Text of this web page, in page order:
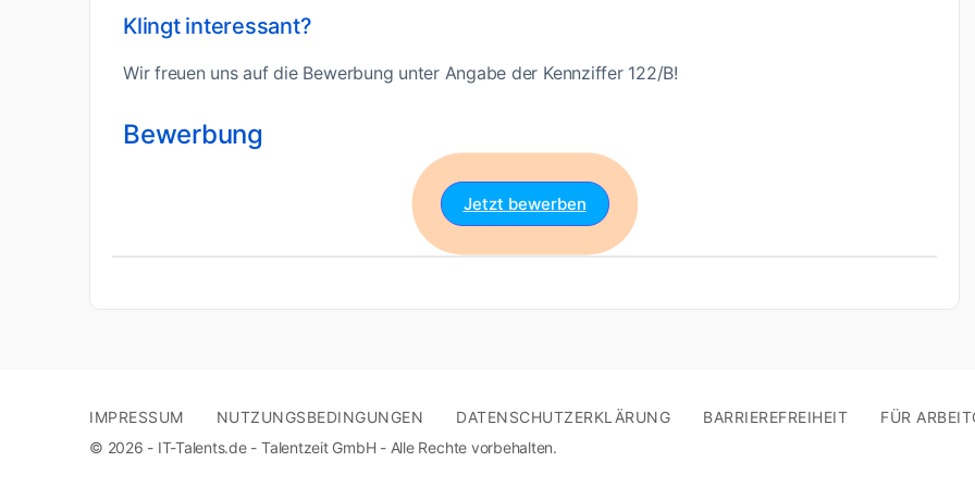
Klingt interessant?
Wir freuen uns auf die Bewerbung unter Angabe der Kennziffer 122/B!
Bewerbung
Jetzt bewerben
IMPRESSUM NUTZUNGSBEDINGUNGEN DATENSCHUTZERKLÄRUNG BARRIEREFREIHEIT
FÜR
© 2026 - IT-Talents.de - Talentzeit GmbH - Alle Rechte vorbehalten.